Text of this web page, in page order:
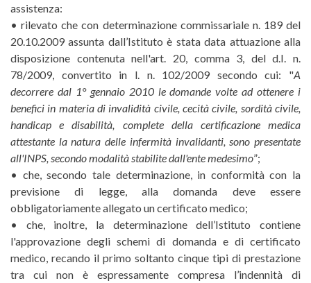
assistenza:
• rilevato che con determinazione commissariale n. 189 del
20.10.2009 assunta dall’Istituto è stata data attuazione alla
disposizione contenuta nell'art. 20, comma 3, del d.I. n.
78/2009, convertito in l. n. 102/2009 secondo cui: "A
decorrere dal 1° gennaio 2010 le domande volte ad ottenere i
benefici in materia di invalidità civile, cecità civile, sordità civile,
handicap e disabilità, complete della certificazione medica
attestante la natura delle infermità invalidanti, sono presentate
all'INPS, secondo modalità stabilite dall'ente medesimo”;
• che, secondo tale determinazione, in conformità con la
previsione di legge, alla domanda deve essere
obbligatoriamente allegato un certificato medico;
• che, inoltre, la determinazione dell’Istituto contiene
l'approvazione degli schemi di domanda e di certificato
medico, recando il primo soltanto cinque tipi di prestazione
tra cui non è espressamente compresa l’indennità di